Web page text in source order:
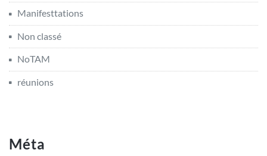
Manifesttations
Non classé
NoTAM
réunions
Méta